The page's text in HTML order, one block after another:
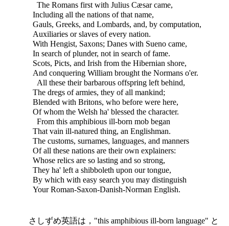
The Romans first with Julius Cæsar came,
Including all the nations of that name,
Gauls, Greeks, and Lombards, and, by computation,
Auxiliaries or slaves of every nation.
With Hengist, Saxons; Danes with Sueno came,
In search of plunder, not in search of fame.
Scots, Picts, and Irish from the Hibernian shore,
And conquering William brought the Normans o'er.
All these their barbarous offspring left behind,
The dregs of armies, they of all mankind;
Blended with Britons, who before were here,
Of whom the Welsh ha' blessed the character.
From this amphibious ill-born mob began
That vain ill-natured thing, an Englishman.
The customs, surnames, languages, and manners
Of all these nations are their own explainers:
Whose relics are so lasting and so strong,
They ha' left a shibboleth upon our tongue,
By which with easy search you may distinguish
Your Roman-Saxon-Danish-Norman English.
さしずめ英語は，"this amphibious ill-born language" と